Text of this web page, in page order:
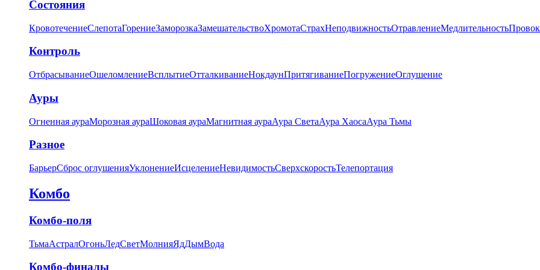
Состояния
КровотечениеСлепотаГорениеЗаморозкаЗамешательствоХромотаСтрахНеподвижностьОтравлениеМедлительность
Контроль
ОтбрасываниеОшеломлениеВсплытиеОтталкиваниеНокдаунПритягиваниеПогружениеОглушение
Ауры
Огненная аураМорозная аураШоковая аураМагнитная аураАура СветаАура ХаосаАура Тьмы
Разное
БарьерСброс оглушенияУклонениеИсцелениеНевидимостьСверхскоростьТелепортация
Комбо
Комбо-поля
ТьмаАстралОгоньЛедСветМолнияЯдДымВода
Комбо-финалы